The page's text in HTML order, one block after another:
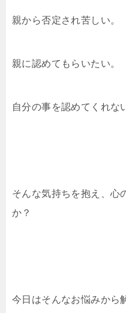
親から否定され苦しい。
親に認めてもらいたい。
自分の事を認めてくれな
そんな気持ちを抱え、心
か？
今日はそんなお悩みから